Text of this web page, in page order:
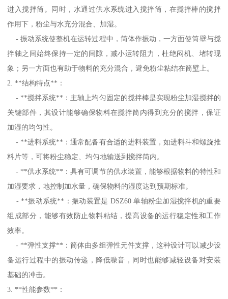
进入搅拌筒。同时，水通过供水系统进入搅拌筒，在搅拌棒的搅拌
作用下，粉尘与水充分混合、加湿。
- 振动系统使整机在运转过程中，筒体作振动，一方面使筒壁与搅
拌轴之间始终保持一定的间隙，减小运转阻力，杜绝闷机、堵转现
象；另一方面也有助于物料的充分混合，避免粉尘粘结在筒壁上。
2. **结构特点**：
- **搅拌系统**：主轴上均匀固定的搅拌棒是实现粉尘加湿搅拌的
关键部件，其设计能够确保物料在搅拌筒内得到充分的搅拌，保证
加湿的均匀性。
- **进料系统**：通常配备有合适的进料装置，如进料斗和螺旋推
料片等，可将粉尘稳定、均匀地输送到搅拌筒内。
- **供水系统**：具有可调节的供水装置，能够根据物料的特性和
加湿要求，地控制加水量，确保物料的湿度达到预期标准。
- **振动系统**：振动装置是 DSZ60 单轴粉尘加湿搅拌机的重要
组成部分，能够有效防止物料粘结，提高设备的运行稳定性和工作
效率。
- **弹性支撑**：筒体由多组弹性元件支撑，这种设计可以减少设
备运行过程中的振动传递，降低噪音，同时也能够减轻设备对安装
基础的冲击。
3. **性能参数**：